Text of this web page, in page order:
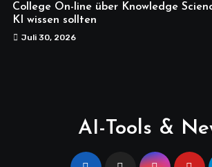
College On-line über Knowledge
KI wissen sollten
Juli 30, 2026
AI-Tools &